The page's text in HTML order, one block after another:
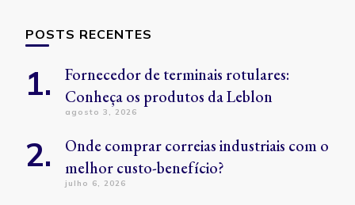
POSTS RECENTES
Fornecedor de terminais rotulares:
Conheça os produtos da Leblon
agosto 3, 2026
Onde comprar correias industriais com o
melhor custo-benefício?
julho 6, 2026